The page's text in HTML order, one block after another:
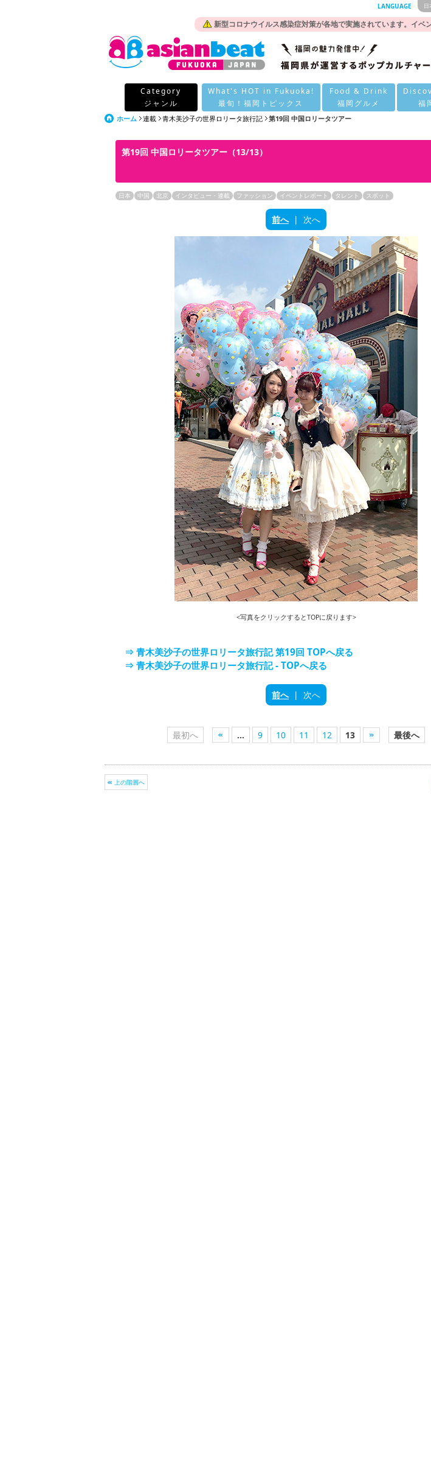
新型コロナウイルス感染症対策が各地で実施されています。イベ
LANGUAGE 日
Category
ジャンル
What's HOT in Fukuoka!
最旬！福岡トピックス
Food & Drink
福岡グルメ
福
ホーム 連載 青木美沙子の世界ロリータ旅行記 第19回 中国ロリータツアー
第19回 中国ロリータツアー（13/13）
日本 中国 北京 インタビュー・連載 ファッション イベントレポート タレント スポット
前へ| 次へ
<写真をクリックするとTOPに戻ります>
⇒ 青木美沙子の世界ロリータ旅行記 第19回 TOPへ戻る
⇒ 青木美沙子の世界ロリータ旅行記 - TOPへ戻る
前へ| 次へ
最初へ ... 9 10 11 12 13 最後へ
上の階層へ